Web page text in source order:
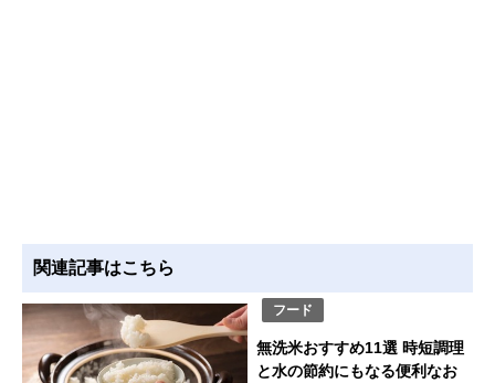
関連記事はこちら
フード
無洗米おすすめ11選 時短調理
と水の節約にもなる便利なお